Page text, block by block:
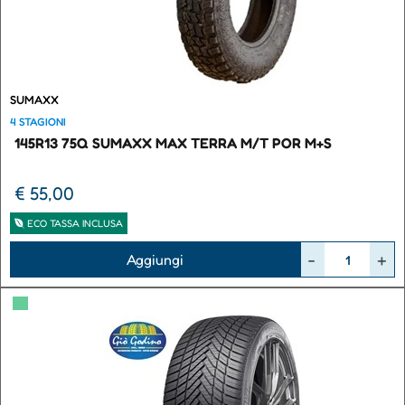
SUMAXX
4 STAGIONI
145R13 75Q SUMAXX MAX TERRA M/T POR M+S
€ 55,00
ECO TASSA INCLUSA
Aggiungi
▀